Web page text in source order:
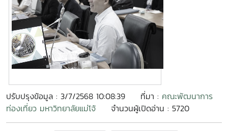
ปรับปรุงข้อมูล : 3/7/2568 10:08:39 ที่มา : คณะพัฒนาการ
ท่องเที่ยว มหาวิทยาลัยแม่โจ้
จำนวนผู้เปิดอ่าน : 5720